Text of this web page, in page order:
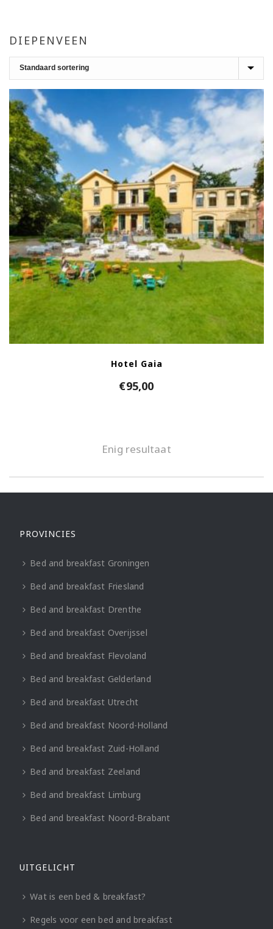
DIEPENVEEN
Hotel Gaia
€95,00
Enig resultaat
PROVINCIES
Bed and breakfast Groningen
Bed and breakfast Friesland
Bed and breakfast Drenthe
Bed and breakfast Overijssel
Bed and breakfast Flevoland
Bed and breakfast Gelderland
Bed and breakfast Utrecht
Bed and breakfast Noord-Holland
Bed and breakfast Zuid-Holland
Bed and breakfast Zeeland
Bed and breakfast Limburg
Bed and breakfast Noord-Brabant
UITGELICHT
Wat is een bed & breakfast?
Regels voor een bed and breakfast